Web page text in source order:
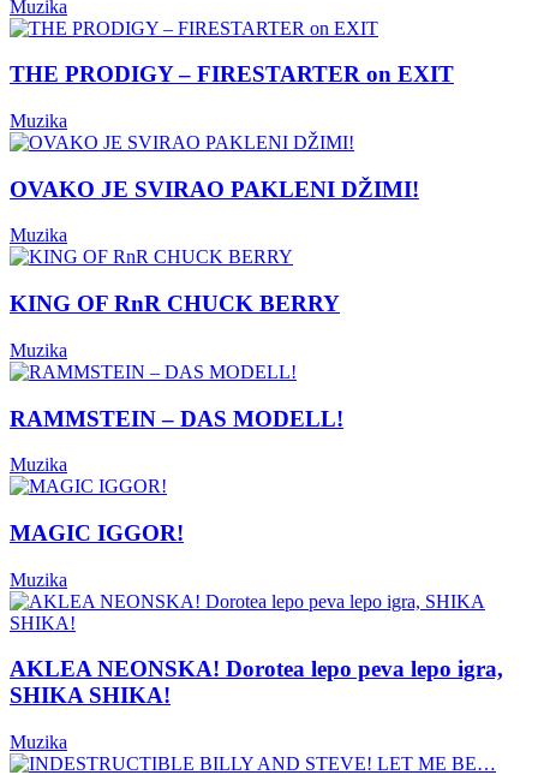
Muzika
THE PRODIGY – FIRESTARTER on EXIT
Muzika
OVAKO JE SVIRAO PAKLENI DŽIMI!
Muzika
KING OF RnR CHUCK BERRY
Muzika
RAMMSTEIN – DAS MODELL!
Muzika
MAGIC IGGOR!
Muzika
AKLEA NEONSKA! Dorotea lepo peva lepo igra,
SHIKA SHIKA!
Muzika